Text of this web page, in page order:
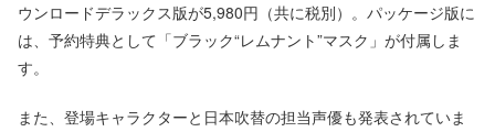
ウンロードデラックス版が5,980円（共に税別）。パッケージ版に
は、予約特典として「ブラック“レムナント”マスク」が付属しま
す。
また、登場キャラクターと日本吹替の担当声優も発表されていま